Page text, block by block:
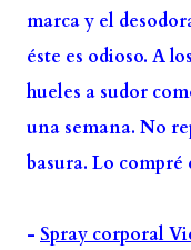
marca y el
éste es odioso. A
hueles a sudor
una semana. No
basura. Lo compré
- Spray corporal